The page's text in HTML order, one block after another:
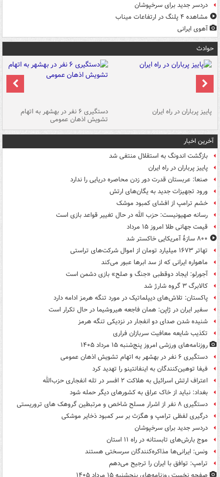
دردسر جدید برای سرخپوشان
مشاهده ۴ پلنگ در ارتفاعات میناب
آهوی ایرانی
حوادث
پاییز پرباران در راه ایران دستگیری ۶ نفر در بهشهر به اتهام
تشویش اذهان عمومی
آخرین اخبار
بازگشت اندونگ به استقلال منتفی شد
پاییز پرباران در راه ایران
صنعا: عربستان قدرت دور زدن محاصره دریایی را ندارد
ورود تجهیزات جدید به یگان‌های ارتش
خشم ترامپ از افشای کمبود موشک
رسانه صهیونیست: حزب الله در حال تغییر قواعد بازی است
قیمت جهانی طلا امروز ۱۵ مرداد
۸۰۰ سازۀ آمریکایی خاکستر شد
تهاتر ۱۶۷۳ میلیارد تومان از اموال شرکت‌های تراستی
ماهواره ایرانی که از سد ابرها عبور می‌کند
آجورلو: ایجاد دوقطبی «جنگ و صلح‌» بازی دشمن است
کالابرگ ۳ گروه شارژ شد
پاکستان: تلاش‌های دیپلماتیک در مورد تنگه هرمز ادامه دارد
سفیر ایران در ژاپن: همان فاجعه هیروشیما در حال تکرار است
شنیده شدن صدای دو انفجار در نزدیکی تنگه هرمز
تکذیب شایعه معافیت سربازان فراری
روزنامه‌های ورزشی امروز پنج‌شنبه ۱۵ مرداد ۱۴۰۵
دستگیری ۶ نفر در بهشهر به اتهام تشویش اذهان عمومی
فیفا توهین‌کنندگان به اینفانتینو را تهدید کرد
اعتراف ارتش اسرائیل به هلاکت ۲ افسر در تله انفجاری حزب‌الله
بغداد: نباید از خاک عراق به کشورهای دیگر حمله شود
دستگیری ۸ نفر از اشرار مسلح شاخص و مرتبطین گروهک های تروریستی
درگیری لفظی ترامپ و هگزث بر سر کمبود ذخایر موشکی
دردسر جدید برای سرخپوشان
موج بارش‌های تابستانه در راه ۱۱ استان
ونس: ایرانی‌ها مذاکره‌کنندگان سرسختی هستند
ترامپ: توافق با ایران را ترجیح می‌دهم